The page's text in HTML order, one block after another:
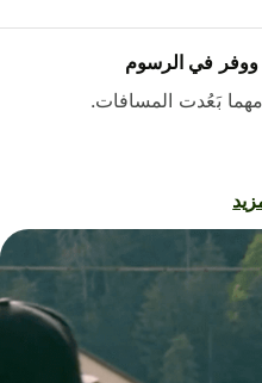
في الرسوم
بَعُدت المسافات.